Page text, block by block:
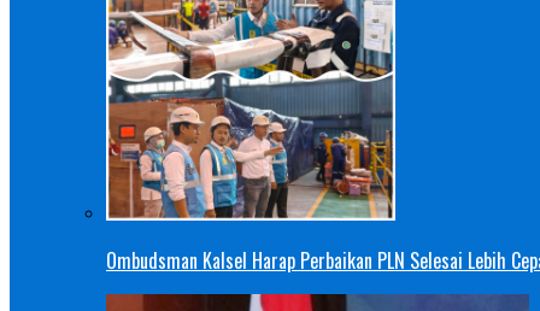
Ombudsman Kalsel Harap Perbaikan PLN Selesai Lebih